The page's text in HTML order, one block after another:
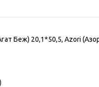
Беж) 20,1*50,5, Azori